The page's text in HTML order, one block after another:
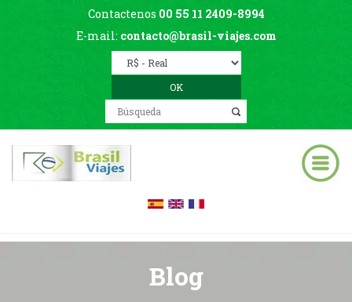
Contactenos 00 55 11 2409-8994
E-mail: contacto@brasil-viajes.com
Blog